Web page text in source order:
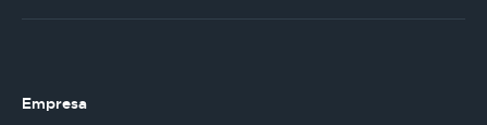
Empresa